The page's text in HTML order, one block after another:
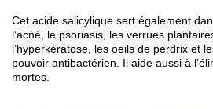
Cet acide salicylique sert également
l’acné, le psoriasis, les verrues
l’hyperkératose, les oeils de perdrix et
pouvoir antibactérien. Il aide aussi à
mortes.